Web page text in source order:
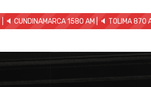
| 🔈 CUNDINAMARCA 1580 AM | 🔈 TOLIMA 870